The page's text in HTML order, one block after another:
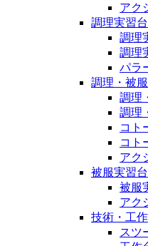
アク
調理実習台
調理
調理
パラ
調理・被
調理
調理
コト
コト
アク
被服実習台
被服
アク
技術・工
スツ